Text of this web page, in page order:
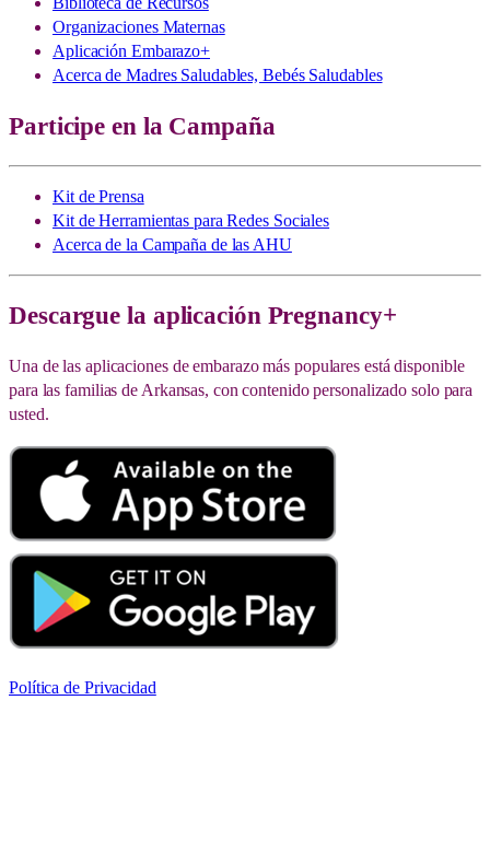
Organizaciones Maternas
Aplicación Embarazo+
Acerca de Madres Saludables, Bebés Saludables
Participe en la Campaña
Kit de Prensa
Kit de Herramientas para Redes Sociales
Acerca de la Campaña de las AHU
Descargue la aplicación Pregnancy+
Una de las aplicaciones de embarazo más populares está disponible
para las familias de Arkansas, con contenido personalizado solo para
usted.
Política de Privacidad